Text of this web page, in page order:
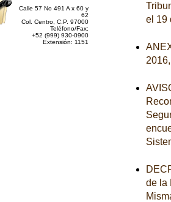
Calle 57 No 491 A x 60 y
62
Col. Centro, C.P. 97000
Teléfono/Fax:
+52 (999) 930-0900
Extensión: 1151
el 19
de la